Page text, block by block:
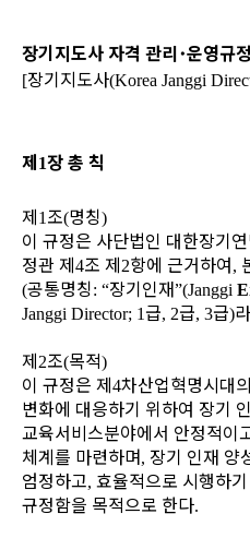
장기지도사 자격 관리･운영규정
[장기지도사(Korea Janggi
제1장 총 칙
제1 조(명칭)
이 규정은 사단법인 대한장기
정관 제4조 제2항에 근거하여,
(공통명칭: “장기인재”(Janggi E
Janggi Director; 1급, 2급, 3급)
제2조(목적)
이 규정은 제4차산업혁명시대
변화에 대응하기 위하여 장기
교육서비스분야에서 안정적이
체계를 마련하며, 장기 인재 양
엄정하고, 효율적으로 시행하
규정함을 목적으로 한다.